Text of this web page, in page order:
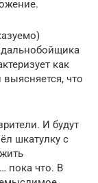
как
выясняется, что
И будут
шкатулку с
пока что. В